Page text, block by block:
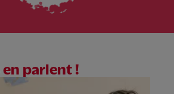
en parlent !